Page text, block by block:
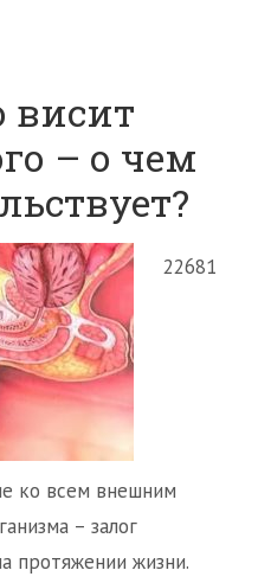
висит
– о чем
22681
ко всем внешним
– залог
протяжении жизни.